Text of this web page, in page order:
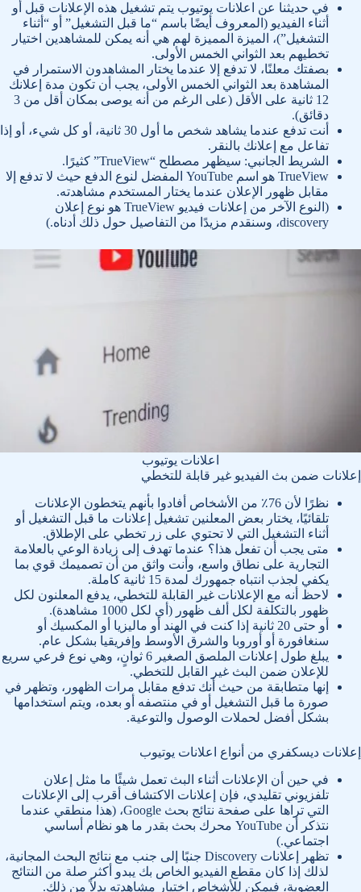
في حديثنا عن اعلانات يوتيوب يتم تشغيل هذه الإعلانات قبل أو
أثناء الفيديو (المعروف أيضًا باسم “ما قبل التشغيل” أو “أثناء
التشغيل”)، الميزة المميزة لهم هي أنه يمكن للمشاهدين اختيار
تخطيهم بعد الثواني الخمس الأولى.
بصفتك معلنًا، لا تدفع إلا عندما يختار المشاهدون الاستمرار في
المشاهدة بعد الثواني الخمس الأولى، يجب أن تكون مدة إعلانك
12 ثانية على الأقل (على الرغم من أنه يوصى بمكان أقل من 3
دقائق).
أنت تدفع عندما يشاهد شخص ما أول 30 ثانية، أو كل شيء، أو إذا
تفاعل مع إعلانك بالنقر.
الشريط الجانبي: سيظهر مصطلح “TrueView” كثيرًا.
TrueView هو اسم YouTube المفضل لنوع الدفع حيث لا تدفع إلا
مقابل ظهور الإعلان عندما يختار المستخدم مشاهدته.
(النوع الآخر من إعلانات فيديو TrueView هو نوع إعلان
discovery، وسنقدم مزيدًا من التفاصيل حول ذلك أدناه.)
اعلانات يوتيوب
إعلانات ضمن بث الفيديو غير قابلة للتخطي
نظرًا لأن 76٪ من الأشخاص أفادوا بأنهم يتخطون الإعلانات
تلقائيًا، يختار بعض المعلنين تشغيل إعلانات ما قبل التشغيل أو
أثناء التشغيل التي لا تحتوي على زر تخطي على الإطلاق.
متى يجب أن تفعل هذا؟ عندما تهدف إلى زيادة الوعي بالعلامة
التجارية على نطاق واسع، وأنت واثق من أن تصميمك قوي بما
يكفي لجذب انتباه جمهورك لمدة 15 ثانية كاملة.
لاحظ أنه مع الإعلانات غير القابلة للتخطي، يدفع المعلنون لكل
ظهور بالتكلفة لكل ألف ظهور (أي لكل 1000 مشاهدة).
أو حتى 20 ثانية إذا كنت في الهند أو ماليزيا أو المكسيك أو
سنغافورة أو أوروبا والشرق الأوسط وإفريقيا بشكل عام.
يبلغ طول إعلانات الملصق الصغير 6 ثوانٍ، وهي نوع فرعي سريع
للإعلان ضمن البث غير القابل للتخطي.
إنها متطابقة من حيث أنك تدفع مقابل مرات الظهور، وتظهر في
صورة ما قبل التشغيل أو في منتصفه أو بعده، ويتم استخدامها
بشكل أفضل لحملات الوصول والتوعية.
إعلانات ديسكفري من أنواع اعلانات يوتيوب
في حين أن الإعلانات أثناء البث تعمل شيئًا ما مثل إعلان
تلفزيوني تقليدي، فإن إعلانات الاكتشاف أقرب إلى الإعلانات
التي تراها على صفحة نتائج بحث Google، (هذا منطقي عندما
نتذكر أن YouTube محرك بحث بقدر ما هو نظام أساسي
اجتماعي.)
تظهر إعلانات Discovery جنبًا إلى جنب مع نتائج البحث المجانية،
لذلك إذا كان مقطع الفيديو الخاص بك يبدو أكثر صلة من النتائج
العضوية، فيمكن للأشخاص اختيار مشاهدته بدلاً من ذلك.